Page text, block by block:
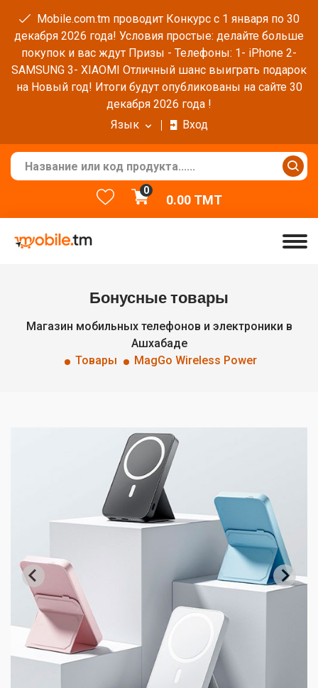
Mobile.com.tm проводит Конкурс с 1 января по 30
декабря 2026 года! Условия простые: делайте больше
покупок и вас ждут Призы - Телефоны: 1- iPhone 2-
SAMSUNG 3- XIAOMI Отличный шанс выиграть подарок
на Новый год! Итоги будут опубликованы на сайте 30
декабря 2026 года !
Язык
Вход
0
0.00TMT
Бонусные товары
Магазин мобильных телефонов и электроники в
Ашхабаде
Товары
MagGo Wireless Power